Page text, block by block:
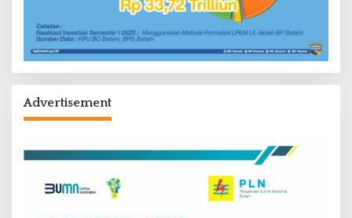
Advertisement